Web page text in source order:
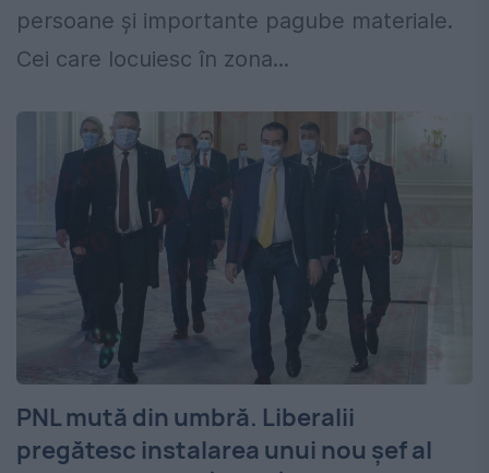
persoane și importante pagube materiale.
Cei care locuiesc în zona...
PNL mută din umbră. Liberalii
pregătesc instalarea unui nou șef al